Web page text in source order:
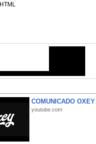
HTML
COMUNICADO OXEY
youtube.com